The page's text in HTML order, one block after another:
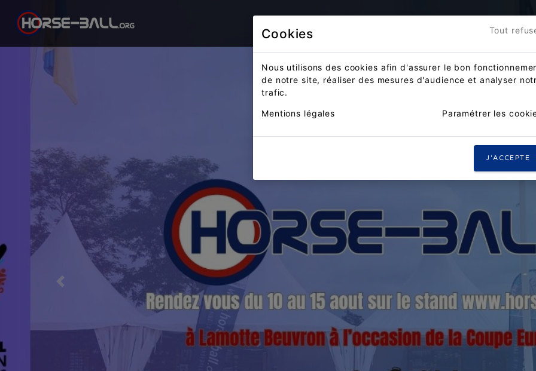
Previous
Cookies Tout
Nous utilisons des cookies afin d'assurer le bon
de notre site, réaliser des mesures d'audience et analyser
trafic.
Mentions légales Paramétrer les
J'ACCEPTE